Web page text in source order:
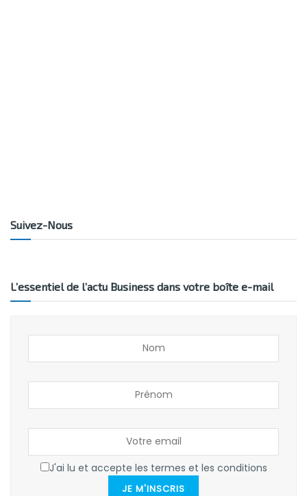
Suivez-Nous
L’essentiel de l’actu Business dans votre boîte e-mail
J'ai lu et accepte les termes et les conditions
JE M'INSCRIS